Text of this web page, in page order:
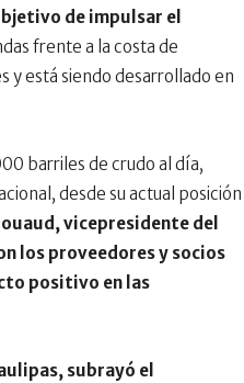
de impulsar el
frente a la costa de
y está siendo desarrollado en
barriles de crudo al día,
desde su actual posición
vicepresidente del
los proveedores y socios
positivo en las
subrayó el